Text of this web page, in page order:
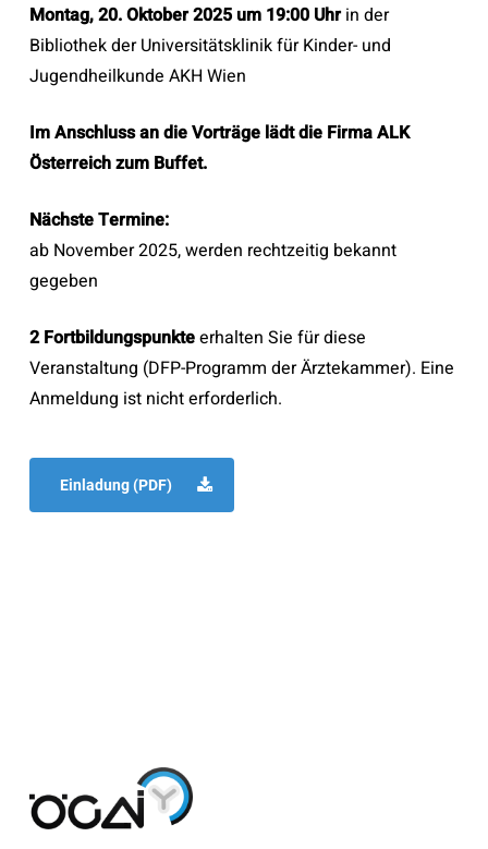
Montag, 20. Oktober 2025 um 19:00 Uhrin der
Bibliothek der Universitätsklinik für Kinder- und
Jugendheilkunde AKH Wien
Im Anschluss an die Vorträge lädt die Firma ALK
Österreich zum Buffet.
Nächste Termine:
ab November 2025, werden rechtzeitig bekannt
gegeben
2 Fortbildungspunkteerhalten Sie für diese
Veranstaltung (DFP-Programm der Ärztekammer). Eine
Anmeldung ist nicht erforderlich.
Einladung (PDF)